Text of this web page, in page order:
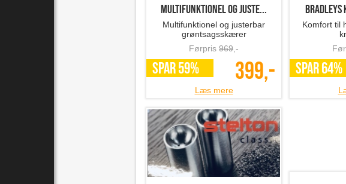
Multifunktionel og juste...
Multifunktionel og justerbar
grøntsagsskærer
Førpris 969 ,-
SPAR 59% 399,-
Læs mere
Komfort til
SPAR 64%